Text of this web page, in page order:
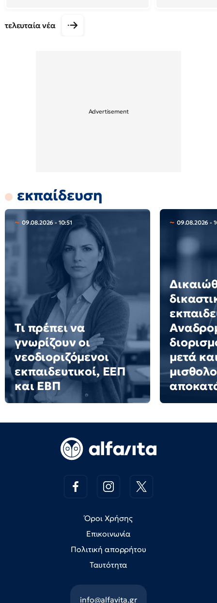
τελευταία νέα
εκπαίδευση
09.08.2026 - 10:51
Τι πρέπει να
γνωρίζουν οι
νεοδιοριζόμενοι
εκπαιδευτικοί, ΕΕΠ
και ΕΒΠ
09.08.2026 -
μετά
Όροι Χρήσης
Επικοινωνία
Πολιτική απορρήτου
Ταυτότητα
info@alfavita.gr